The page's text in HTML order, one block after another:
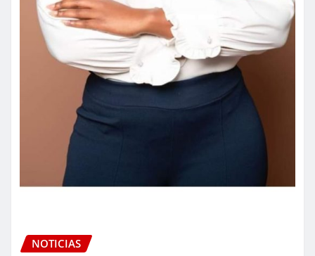
NOTICIAS